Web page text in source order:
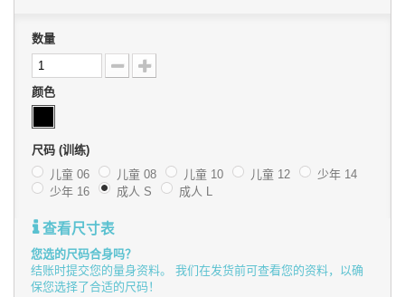
数量
颜色
尺码 (训练)
儿童 06
儿童 08 儿童 10 儿童 12
少年 14
少年 16
成人 S 成人 L
查看尺寸表
您选的尺码合身吗？
结账时提交您的量身资料。 我们在发货前可查看您的资料，以确
保您选择了合适的尺码！